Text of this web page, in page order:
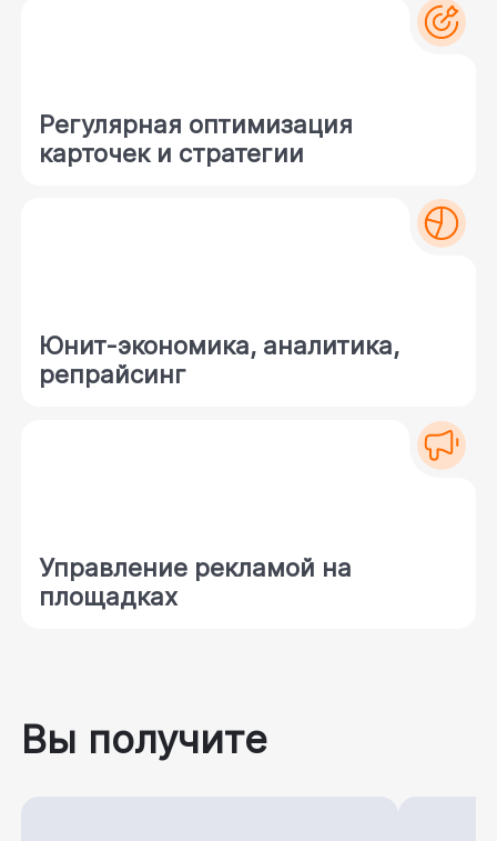
Регулярная оптимизация
карточек и стратегии
Юнит-экономика, аналитика,
репрайсинг
Управление рекламой на
площадках
Вы получите